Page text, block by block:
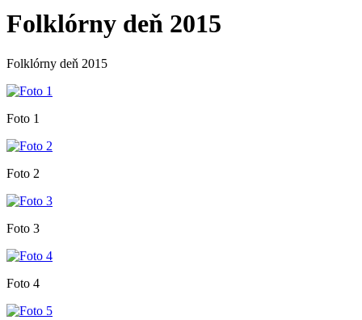
Folklórny deň 2015
Folklórny deň 2015
Foto 1
Foto 2
Foto 3
Foto 4